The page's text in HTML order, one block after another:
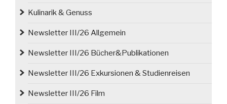
Kulinarik & Genuss
Newsletter III/26 Allgemein
Newsletter III/26 Bücher&Publikationen
Newsletter III/26 Exkursionen & Studienreisen
Newsletter III/26 Film